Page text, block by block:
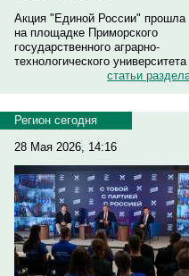
Акция "Единой России" прошла
на площадке Приморского
государственного аграрно-
технологического университета
статьи
Регион сегодня
28 Мая 2026, 14:16